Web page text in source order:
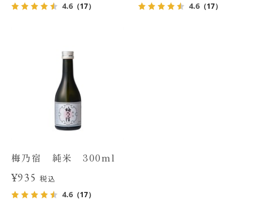
4.6（17） 4.6 （17）
梅乃宿 純米 300ml
¥935税込
4.6（17）